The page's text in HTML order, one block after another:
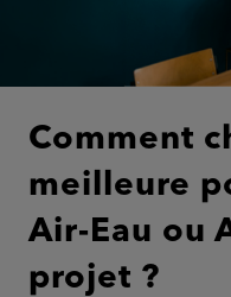
Comment
meilleure
Air-Eau ou
projet ?